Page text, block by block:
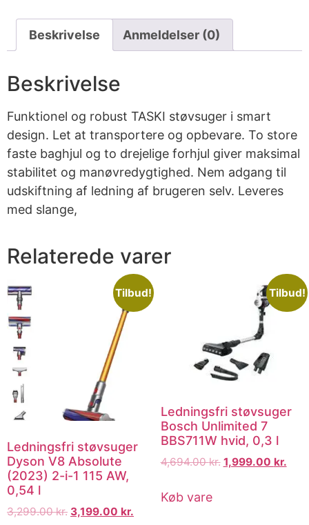
Beskrivelse Anmeldelser (0)
Beskrivelse
Funktionel og robust TASKI støvsuger i smart
design. Let at transportere og opbevare. To store
faste baghjul og to drejelige forhjul giver maksimal
stabilitet og manøvredygtighed. Nem adgang til
udskiftning af ledning af brugeren selv. Leveres
med slange,
Relaterede varer
Tilbud!
Ledningsfri støvsuger
Dyson V8 Absolute
(2023) 2-i-1 115 AW,
0,54 l
3,299.00kr. 3,199.00 kr.
Tilbud!
Ledningsfri støvsuger
Bosch Unlimited 7
BBS711W hvid, 0,3 l
4,694.00kr. 1,999.00 kr.
Køb vare